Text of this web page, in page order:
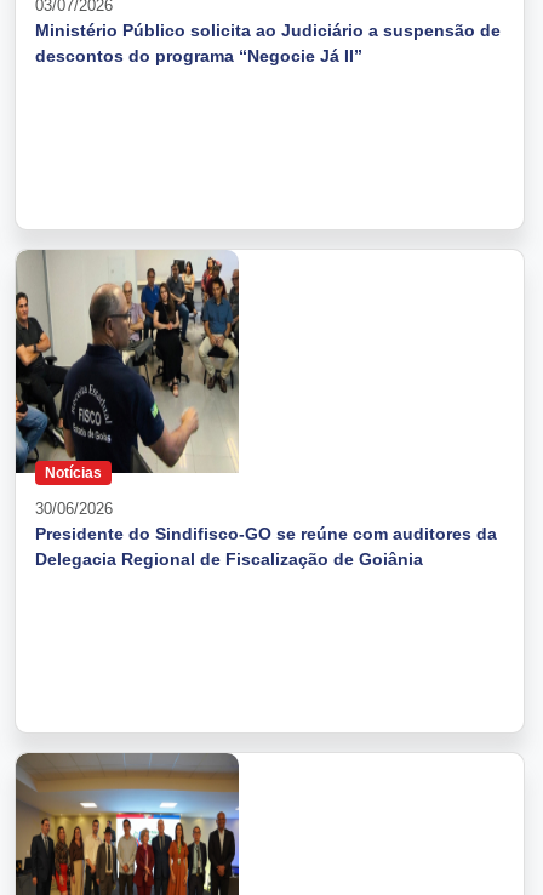
03/07/2026
Ministério Público solicita ao Judiciário a suspensão de
descontos do programa “Negocie Já II”
Notícias
30/06/2026
Presidente do Sindifisco-GO se reúne com auditores da
Delegacia Regional de Fiscalização de Goiânia